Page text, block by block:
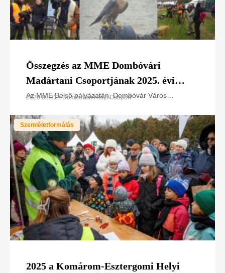
Összegzés az MME Dombóvári
Madártani Csoportjának 2025. évi
munkájáról
Az MME Belső pályázatán, Dombóvár Város
országos civil pályázaton elnyert összegeknek
köszönhetően
2026.03.31 • Dombóvári Helyi Csoport
Szemléletformálás
2025 a Komárom-Esztergomi Helyi